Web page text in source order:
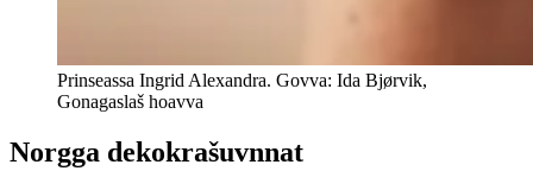
Prinseassa Ingrid Alexandra. Govva: Ida Bjørvik,
Gonagaslaš hoavva
Norgga dekokrašuvnnat